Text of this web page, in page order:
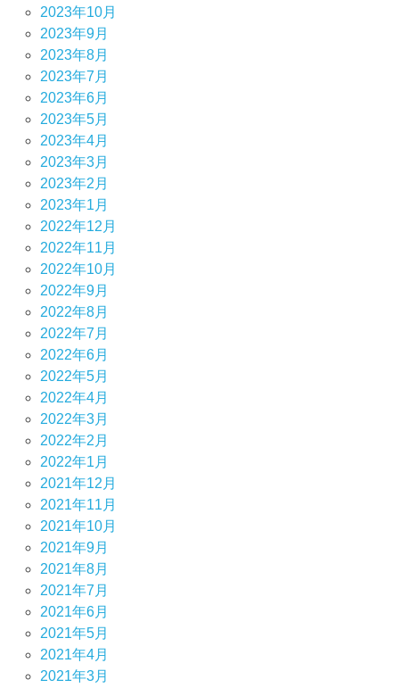
2023年10月
2023年9月
2023年8月
2023年7月
2023年6月
2023年5月
2023年4月
2023年3月
2023年2月
2023年1月
2022年12月
2022年11月
2022年10月
2022年9月
2022年8月
2022年7月
2022年6月
2022年5月
2022年4月
2022年3月
2022年2月
2022年1月
2021年12月
2021年11月
2021年10月
2021年9月
2021年8月
2021年7月
2021年6月
2021年5月
2021年4月
2021年3月